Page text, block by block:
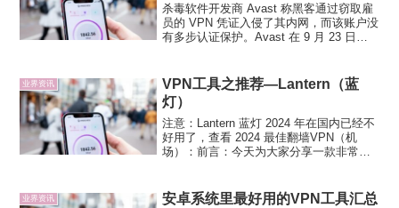
杀毒软件开发商 Avast 称黑客通过窃取雇
员的 VPN 凭证入侵了其内网，而该账户没
有多步认证保护。Avast 在 9 月 23 日发
日。攻击者获取的账户没...
业界资讯
VPN工具之推荐—Lantern（蓝
灯）
注意：Lantern 蓝灯 2024 年在国内已经不
好用了，查看 2024 最佳翻墙VPN（机
场）：前言：今天为大家分享一款非常好
一款软件），作为一名专业版用...
业界资讯 安卓系统里最好用的VPN工具汇总